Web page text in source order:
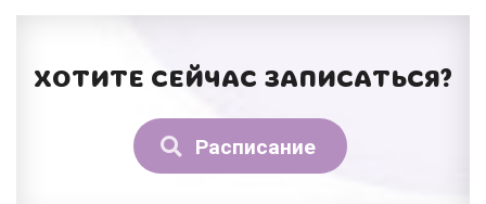
ХОТИТЕ СЕЙЧАС ЗАПИСАТЬСЯ?
Расписание